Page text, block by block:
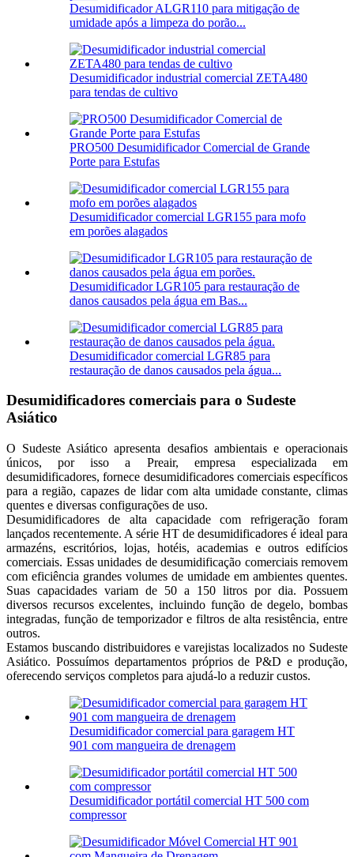
Desumidificador ALGR110 para mitigação de
umidade após a limpeza do porão...
Desumidificador industrial comercial ZETA480
para tendas de cultivo
PRO500 Desumidificador Comercial de Grande
Porte para Estufas
Desumidificador comercial LGR155 para mofo
em porões alagados
Desumidificador LGR105 para restauração de
danos causados ​​pela água em Bas...
Desumidificador comercial LGR85 para
restauração de danos causados ​​pela água...
Desumidificadores comerciais para o Sudeste
Asiático
O Sudeste Asiático apresenta desafios ambientais e operacionais
únicos, por isso a Preair, empresa especializada em
desumidificadores, fornece desumidificadores comerciais específicos
para a região, capazes de lidar com alta umidade constante, climas
quentes e diversas configurações de uso.
Desumidificadores de alta capacidade com refrigeração foram
lançados recentemente. A série HT de desumidificadores é ideal para
armazéns, escritórios, lojas, hotéis, academias e outros edifícios
comerciais. Essas unidades de desumidificação comerciais removem
com eficiência grandes volumes de umidade em ambientes quentes.
Suas capacidades variam de 50 a 150 litros por dia. Possuem
diversos recursos excelentes, incluindo função de degelo, bombas
integradas, função de temporizador e filtros de alta resistência, entre
outros.
Estamos buscando distribuidores e varejistas localizados no Sudeste
Asiático. Possuímos departamentos próprios de P&D e produção,
oferecendo serviços completos para ajudá-lo a reduzir custos.
Desumidificador comercial para garagem HT
901 com mangueira de drenagem
Desumidificador portátil comercial HT 500 com
compressor